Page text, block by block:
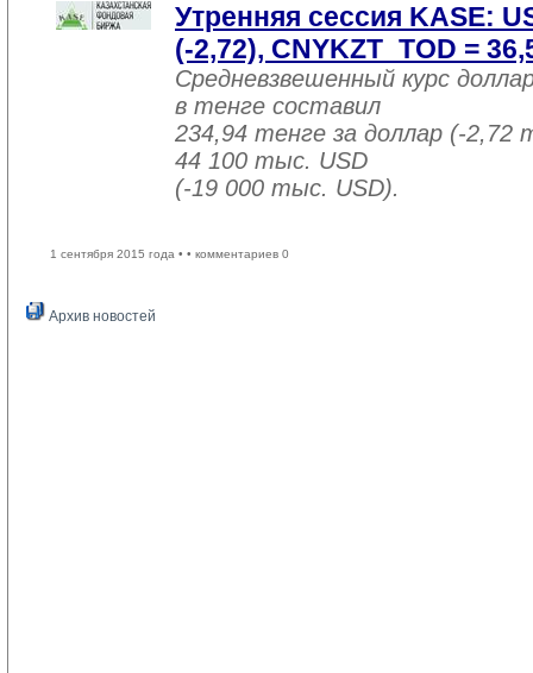
Утренняя сессия KASE:
(-2,72), CNYKZT_TOD =
Средневзвешенный курс
в тенге составил
234,94 тенге за доллар (-2,72
44 100 тыс. USD
(-19 000 тыс. USD).
1 сентября 2015 года • • комментариев 0
Архив новостей